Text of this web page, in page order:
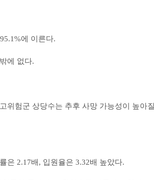
에 이른다.
에 없다.
위험군 상당수는 추후 사망 가능성이 높아
은 2.17배, 입원율은 3.32배 높았다.